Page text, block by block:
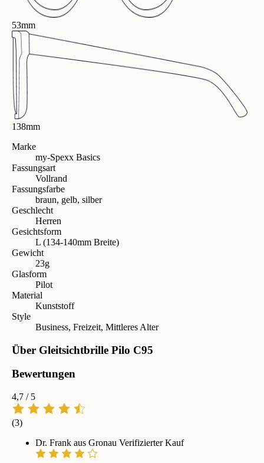
53mm
138mm
Marke
my-Spexx Basics
Fassungsart
Vollrand
Fassungsfarbe
braun, gelb, silber
Geschlecht
Herren
Gesichtsform
L (134-140mm Breite)
Gewicht
23g
Glasform
Pilot
Material
Kunststoff
Style
Business, Freizeit, Mittleres Alter
Über Gleitsichtbrille Pilo C95
Bewertungen
4,7 / 5
(3)
Dr. Frank aus Gronau Verifizierter Kauf